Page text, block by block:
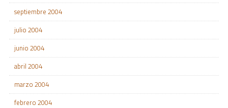
septiembre 2004
julio 2004
junio 2004
abril 2004
marzo 2004
febrero 2004